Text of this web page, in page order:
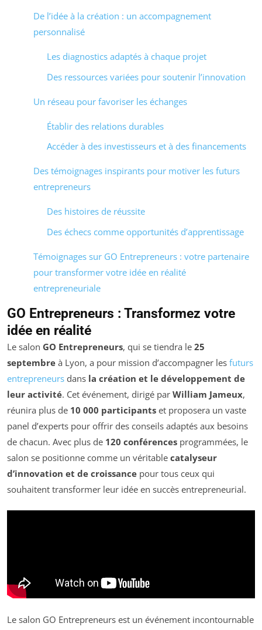
De l’idée à la création : un accompagnement
personnalisé
Les diagnostics adaptés à chaque projet
Des ressources variées pour soutenir l’innovation
Un réseau pour favoriser les échanges
Établir des relations durables
Accéder à des investisseurs et à des financements
Des témoignages inspirants pour motiver les futurs
entrepreneurs
Des histoires de réussite
Des échecs comme opportunités d’apprentissage
Témoignages sur GO Entrepreneurs : votre partenaire
pour transformer votre idée en réalité
entrepreneuriale
GO Entrepreneurs : Transformez votre
idée en réalité
Le salon GO Entrepreneurs, qui se tiendra le 25
septembre à Lyon, a pour mission d’accompagner les futurs
entrepreneurs dans la création et le développement de
leur activité. Cet événement, dirigé par William Jameux,
réunira plus de 10 000 participants et proposera un vaste
panel d’experts pour offrir des conseils adaptés aux besoins
de chacun. Avec plus de 120 conférences programmées, le
salon se positionne comme un véritable catalyseur
d’innovation et de croissance pour tous ceux qui
souhaitent transformer leur idée en succès entrepreneurial.
Le salon GO Entrepreneurs est un événement incontournable